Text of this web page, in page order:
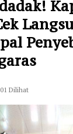
Dilihat